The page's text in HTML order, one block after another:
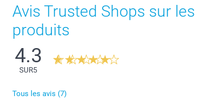
Avis Trusted Shops sur les
produits
4.3
SUR5
Tous les avis (7)